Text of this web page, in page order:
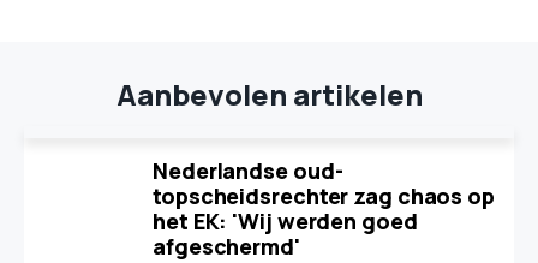
Aanbevolen artikelen
Nederlandse oud-
topscheidsrechter zag chaos op
het EK: 'Wij werden goed
afgeschermd'